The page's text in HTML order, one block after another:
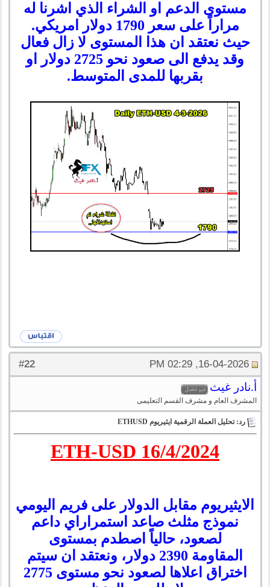
مستوى الدعم او الشراء الذي اشرنا له
مراراً على سعر 1790 دولار امريكي.
حيث نعتقد ان هذا المستوى لا زال فعال
وقد يدفع الى صعود نحو 2725 دولار او
بقربها للمدى المتوسط.
#
22 16-04-2026, 02:29 PM
أ.نادر غيث
المشرف العام و مشرف القسم التعليمى
رد: تحليل العملة الرقمية ايثيريوم ETHUSD
ETH-USD 16/4/2024
الايثيريوم مقابل الدولار على فريم اليومي
نموذج مثلث صاعد استمراراي داعم
لصعود، حالياً اصطدم بمستوى
المقاومة 2390 دولار، ونعتقد ان سيتم
اختراق اعلاها لصعود نحو مستوى 2775